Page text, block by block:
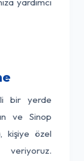
bir yerde
ve Sinop
kişiye özel